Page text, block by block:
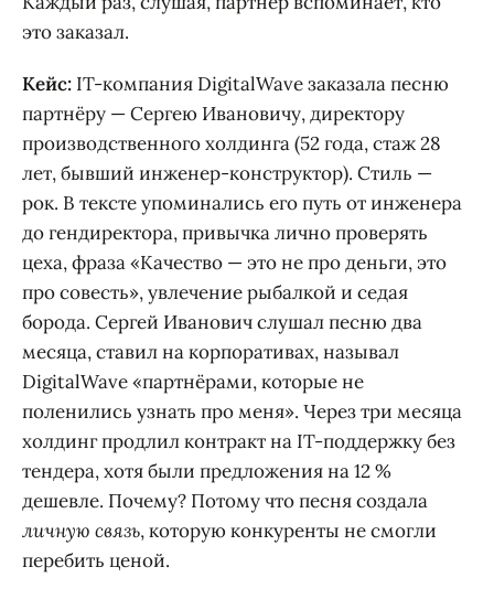
это заказал.
Кейс: IT-компания DigitalWave заказала песню
партнёру — Сергею Ивановичу, директору
производственного холдинга (52 года, стаж 28
лет, бывший инженер-конструктор). Стиль —
рок. В тексте упоминались его путь от инженера
до гендиректора, привычка лично проверять
цеха, фраза «Качество — это не про деньги, это
про совесть», увлечение рыбалкой и седая
борода. Сергей Иванович слушал песню два
месяца, ставил на корпоративах, называл
DigitalWave «партнёрами, которые не
поленились узнать про меня». Через три месяца
холдинг продлил контракт на IT-поддержку без
тендера, хотя были предложения на 12 %
дешевле. Почему? Потому что песня создала
личную связь, которую конкуренты не смогли
перебить ценой.